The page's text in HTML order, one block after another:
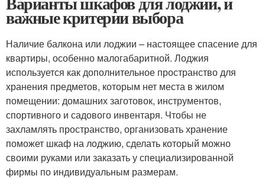
важные критерии выбора
Наличие балкона или лоджии – настоящее спасение для
квартиры, особенно малогабаритной. Лоджия
используется как дополнительное пространство для
хранения предметов, которым нет места в жилом
помещении: домашних заготовок, инструментов,
спортивного и садового инвентаря. Чтобы не
захламлять пространство, организовать хранение
поможет шкаф на лоджию, сделать который можно
своими руками или заказать у специализированной
фирмы по индивидуальным размерам.